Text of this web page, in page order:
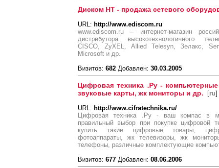
Диском НТ - продажа сетевого
URL: http://www.ediscom.ru
www.ediscom.ru – интернет-магазин
дистрибутора высокотехнологичного
CISCO, ZyXEL, Allied Telesyn, Зелакс,
Microsoft и др.
Визитов: 682 Добавлен: 30.03.2005
Цифровая техника .Ру -
звуковые карты, жк мониторы и др. [ru]
URL: http://www.cifratechnika.ru/
Цифровая техника .Ру - ваш компас в
правильный выбор при покупке цифровой
купить такие цифровые товары,
фотоаппараты, жк телевизоры, жк
телефоны, различные комплектующие
Визитов: 677 Добавлен: 08.06.2006